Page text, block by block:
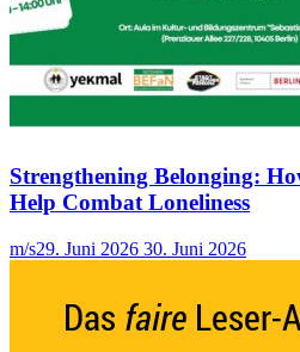
Strengthening Belonging:
Help Combat Loneliness
m/s29. Juni 2026 30. Juni 2026